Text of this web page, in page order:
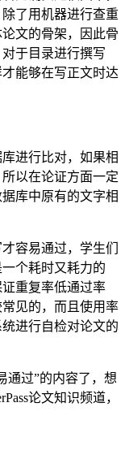
了用机器进行查重
文的骨架，因此骨
于目录进行撰写
能够在写正文时达
进行比对，如果相
以在论证方面一定
库中原有的文字相
容易通过，学生们
个耗时又耗力的
重复率低通过率
见的，而且使用率
进行自检对论文的
通过”的内容了，想
论文知识频道，